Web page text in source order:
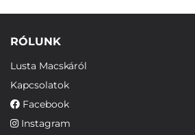
RÓLUNK
Lusta Macskáról
Kapcsolatok
Facebook
Instagram